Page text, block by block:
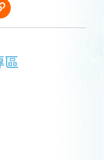
區